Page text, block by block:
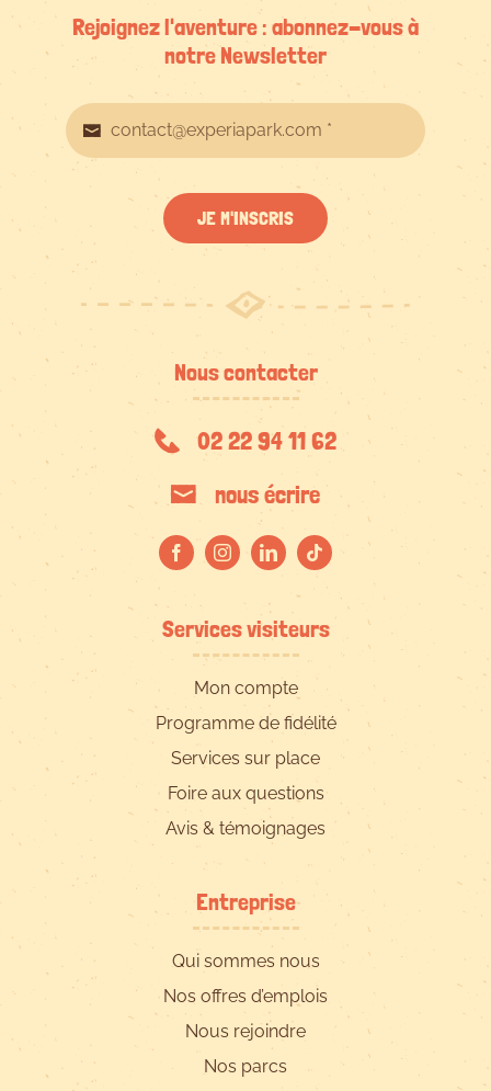
Rejoignez l'aventure : abonnez-vous à
notre Newsletter
JE M'INSCRIS
Nous contacter
02 22 94 11 62
nous écrire
Services visiteurs
Mon compte
Programme de fidélité
Services sur place
Foire aux questions
Avis & témoignages
Entreprise
Qui sommes nous
Nos offres d’emplois
Nous rejoindre
Nos parcs